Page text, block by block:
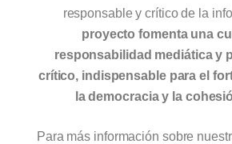
responsable y crítico de la
proyecto fomenta una
responsabilidad mediática y
crítico, indispensable para el
la democracia y la
Para más información sobre